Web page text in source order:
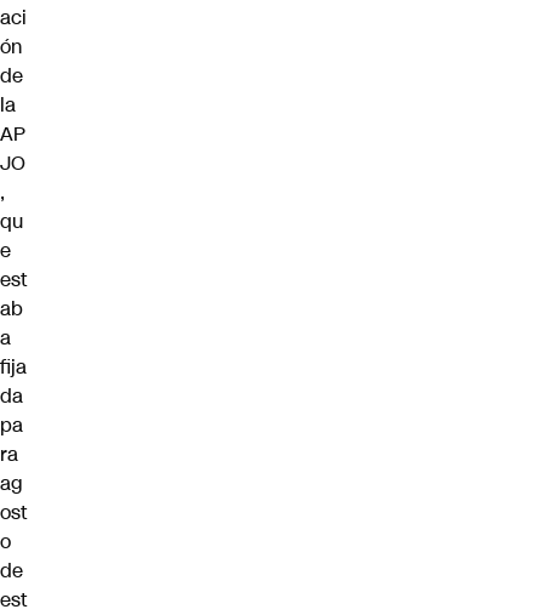
aci
ón
de
la
AP
JO
,
qu
e
est
ab
a
fija
da
pa
ra
ag
ost
o
de
est